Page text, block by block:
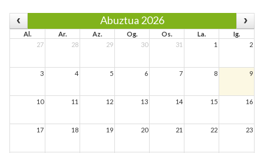
Abuztua 2026
Al. Ar. Az. Og. Os. La.
Ig.
27
28 29 30 31 1 2
3 4 5 6 7 8 9
10 11 12 13 14 15 16
17 18 19 20 21 22 23